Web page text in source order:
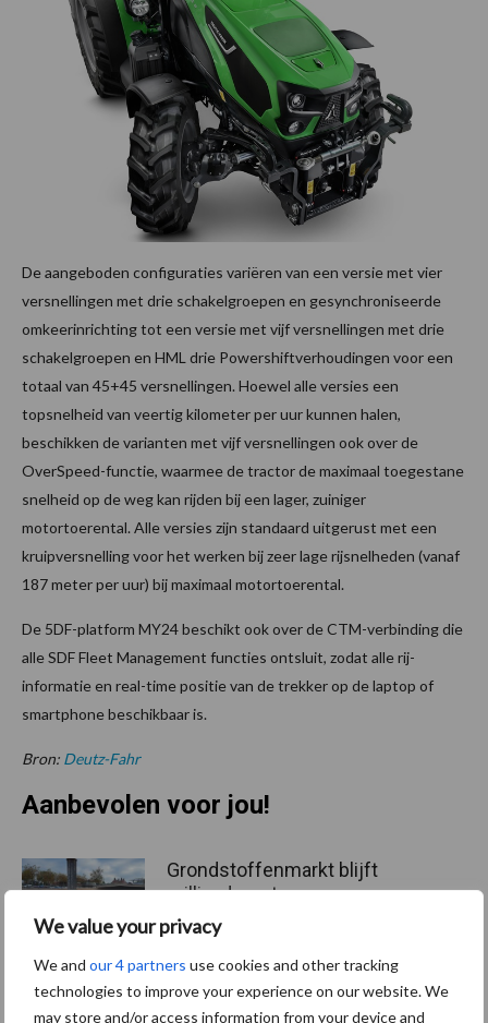
We value your privacy
We and our 4 partners use cookies and other tracking
technologies to improve your experience on our website. We
may store and/or access information from your device and
De aangeboden configuraties variëren van een versie met vier
versnellingen met drie schakelgroepen en gesynchroniseerde
omkeerinrichting tot een versie met vijf versnellingen met drie
schakelgroepen en HML drie Powershiftverhoudingen voor een
totaal van 45+45 versnellingen. Hoewel alle versies een
topsnelheid van veertig kilometer per uur kunnen halen,
beschikken de varianten met vijf versnellingen ook over de
OverSpeed-functie, waarmee de tractor de maximaal toegestane
snelheid op de weg kan rijden bij een lager, zuiniger
motortoerental. Alle versies zijn standaard uitgerust met een
kruipversnelling voor het werken bij zeer lage rijsnelheden (vanaf
187 meter per uur) bij maximaal motortoerental.
De 5DF-platform MY24 beschikt ook over de CTM-verbinding die
alle SDF Fleet Management functies ontsluit, zodat alle rij-
informatie en real-time positie van de trekker op de laptop of
smartphone beschikbaar is.
Bron: Deutz-Fahr
Aanbevolen voor jou!
Grondstoffenmarkt blijft
grillig: droogte en
geopolitiek houden handel
in de greep
De speenhuid: een vaak